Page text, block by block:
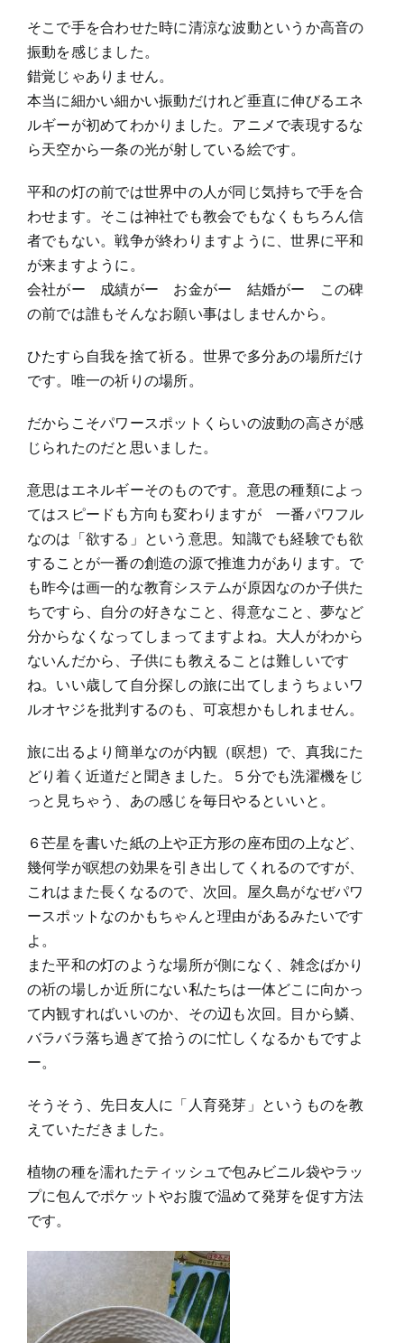
そこで手を合わせた時に清涼な波動というか高音の
振動を感じました。
錯覚じゃありません。
本当に細かい細かい振動だけれど垂直に伸びるエネ
ルギーが初めてわかりました。アニメで表現するな
ら天空から一条の光が射している絵です。
平和の灯の前では世界中の人が同じ気持ちで手を合
わせます。そこは神社でも教会でもなくもちろん信
者でもない。戦争が終わりますように、世界に平和
が来ますように。
会社がー 成績がー お金がー 結婚がー この碑
の前では誰もそんなお願い事はしませんから。
ひたすら自我を捨て祈る。世界で多分あの場所だけ
です。唯一の祈りの場所。
だからこそパワースポットくらいの波動の高さが感
じられたのだと思いました。
意思はエネルギーそのものです。意思の種類によっ
てはスピードも方向も変わりますが 一番パワフル
なのは「欲する」という意思。知識でも経験でも欲
することが一番の創造の源で推進力があります。で
も昨今は画一的な教育システムが原因なのか子供た
ちですら、自分の好きなこと、得意なこと、夢など
分からなくなってしまってますよね。大人がわから
ないんだから、子供にも教えることは難しいです
ね。いい歳して自分探しの旅に出てしまうちょいワ
ルオヤジを批判するのも、可哀想かもしれません。
旅に出るより簡単なのが内観（瞑想）で、真我にた
どり着く近道だと聞きました。５分でも洗濯機をじ
っと見ちゃう、あの感じを毎日やるといいと。
６芒星を書いた紙の上や正方形の座布団の上など、
幾何学が瞑想の効果を引き出してくれるのですが、
これはまた長くなるので、次回。屋久島がなぜパワ
ースポットなのかもちゃんと理由があるみたいです
よ。
また平和の灯のような場所が側になく、雑念ばかり
の祈の場しか近所にない私たちは一体どこに向かっ
て内観すればいいのか、その辺も次回。目から鱗、
バラバラ落ち過ぎて拾うのに忙しくなるかもですよ
ー。
そうそう、先日友人に「人育発芽」というものを教
えていただきました。
植物の種を濡れたティッシュで包みビニル袋やラッ
プに包んでポケットやお腹で温めて発芽を促す方法
です。